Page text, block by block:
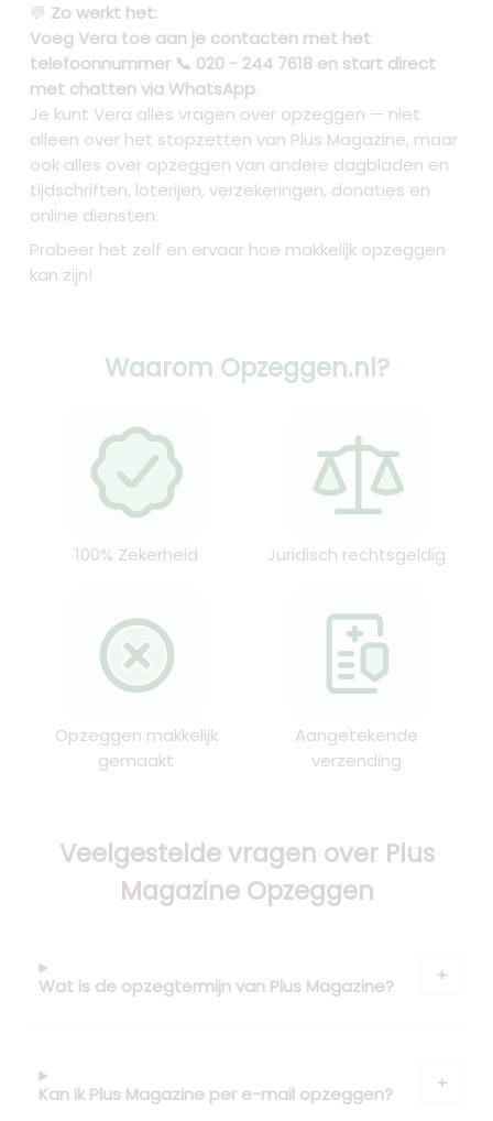
💬 Zo werkt het:
Voeg Vera toe aan je contacten met het
telefoonnummer 📞 020 - 244 7618 en start direct
met chatten via WhatsApp.
Je kunt Vera alles vragen over opzeggen — niet
alleen over het stopzetten van Plus Magazine, maar
ook alles over opzeggen van andere dagbladen en
tijdschriften, loterijen, verzekeringen, donaties en
online diensten.
Probeer het zelf en ervaar hoe makkelijk opzeggen
kan zijn!
Waarom Opzeggen.nl?
100% Zekerheid Juridisch rechtsgeldig
Opzeggen makkelijk
gemaakt
Aangetekende
verzending
Veelgestelde vragen over Plus
Magazine Opzeggen
Wat is de opzegtermijn van Plus Magazine?
Kan ik Plus Magazine per e-mail opzeggen?